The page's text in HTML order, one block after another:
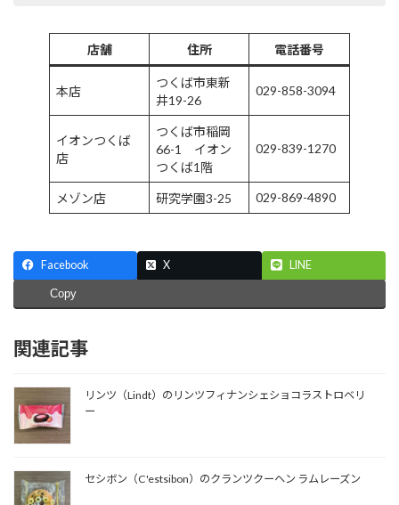
店舗 住所 電話番号
本店
つくば市東新
井19-26
029-858-3094
イオンつくば
店
つくば市稲岡
66-1 イオン
つくば1階
029-839-1270
メゾン店 研究学園3-25 029-869-4890
Facebook X LINE
Copy
関連記事
リンツ（Lindt）のリンツフィナンシェショコラストロベリ
ー
セシボン（C'estsibon）のクランツクーヘン ラムレーズン